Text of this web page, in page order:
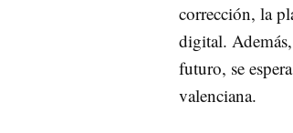
corrección, la
digital.
futuro, se
valenciana.